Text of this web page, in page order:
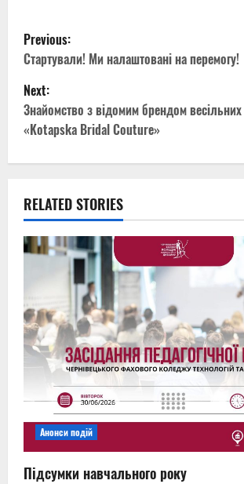
P
o
s
t
n
a
v
i
g
a
t
i
o
n
Previous:
Стартували! Ми налаштовані на перемогу!
Next:
Знайомство з відомим брендом
«Kotapska Bridal Couture»
RELATED STORIES
Анонси подій
Підсумки навчального року